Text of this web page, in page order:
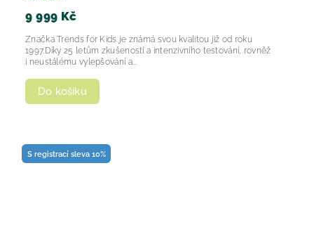
9 999 Kč
Do košíku
Značka Trends for Kids je známá svou kvalitou již od roku
1997.Díky 25 letům zkušeností a intenzivního testování, rovněž
i neustálému vylepšování a...
S registrací sleva 10%